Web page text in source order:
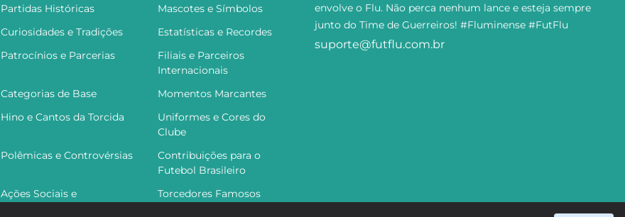
Partidas Históricas
Mascotes e Símbolos
Curiosidades e Tradições
Estatísticas e Recordes
Patrocínios e Parcerias
Filiais e Parceiros
Internacionais
Categorias de Base
Momentos Marcantes
Hino e Cantos da Torcida
Uniformes e Cores do
Clube
Polêmicas e Controvérsias
Contribuições para o
Futebol Brasileiro
Ações Sociais e
Torcedores Famosos
envolve o Flu. Não perca nenhum lance e esteja sempre
junto do Time de Guerreiros! #Fluminense #FutFlu
suporte@futflu.com.br